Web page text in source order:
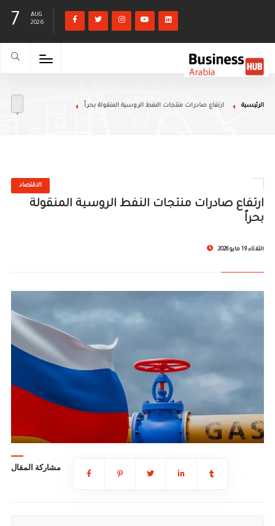
7
AUG
2026
الرئيسية ارتفاع صادرات منتجات النفط الروسية المنقولة بحراً
الاقتصاد
ارتفاع صادرات منتجات النفط الروسية المنقولة
بحراً
الثلاثاء 19 مايو 2026
مشاركة المقال